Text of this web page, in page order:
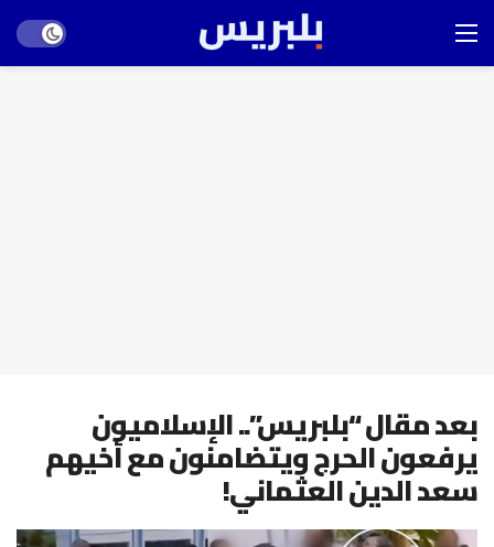
mode
بعد مقال “بلبريس”.. الإسلاميون
يرفعون الحرج ويتضامنون مع أخيهم
سعد الدين العثماني!